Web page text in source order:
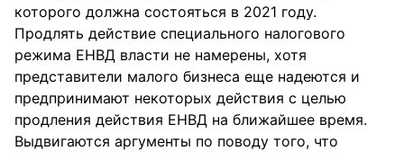
которого должна состояться в 2021 году.
Продлять действие специального налогового
режима ЕНВД власти не намерены, хотя
представители малого бизнеса еще надеются и
предпринимают некоторых действия с целью
продления действия ЕНВД на ближайшее время.
Выдвигаются аргументы по поводу того, что